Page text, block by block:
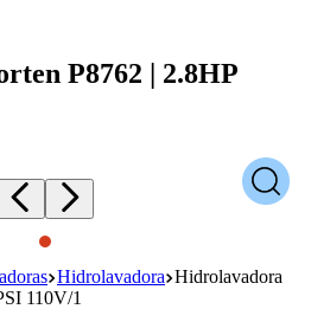
P8762 | 2.8HP
Hidrolavadora Hidrolavadora
110V/1